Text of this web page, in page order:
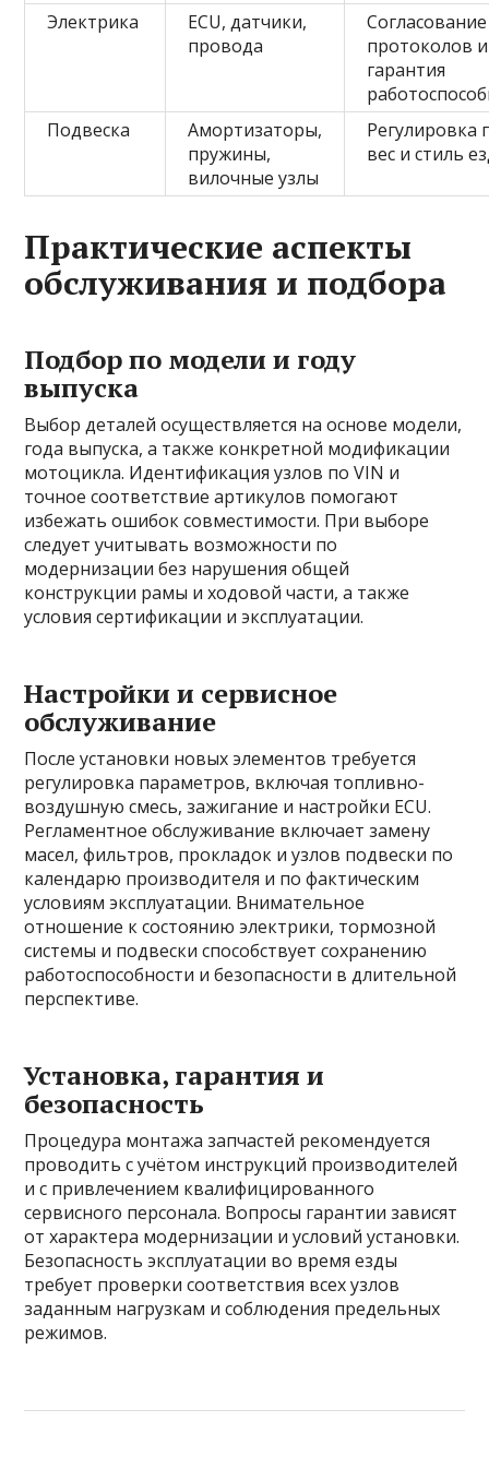
Электрика
ECU, датчики,
провода
Согласование
протоколов и
гарантия
Подвеска
Амортизаторы,
пружины,
вилочные узлы
Регулировка
вес и стиль
Практические аспекты
обслуживания и подбора
Подбор по модели и году
выпуска
Выбор деталей осуществляется на основе модели,
года выпуска, а также конкретной модификации
мотоцикла. Идентификация узлов по VIN и
точное соответствие артикулов помогают
избежать ошибок совместимости. При выборе
следует учитывать возможности по
модернизации без нарушения общей
конструкции рамы и ходовой части, а также
условия сертификации и эксплуатации.
Настройки и сервисное
обслуживание
После установки новых элементов требуется
регулировка параметров, включая топливно-
воздушную смесь, зажигание и настройки ECU.
Регламентное обслуживание включает замену
масел, фильтров, прокладок и узлов подвески по
календарю производителя и по фактическим
условиям эксплуатации. Внимательное
отношение к состоянию электрики, тормозной
системы и подвески способствует сохранению
работоспособности и безопасности в длительной
перспективе.
Установка, гарантия и
безопасность
Процедура монтажа запчастей рекомендуется
проводить с учётом инструкций производителей
и с привлечением квалифицированного
сервисного персонала. Вопросы гарантии зависят
от характера модернизации и условий установки.
Безопасность эксплуатации во время езды
требует проверки соответствия всех узлов
заданным нагрузкам и соблюдения предельных
режимов.